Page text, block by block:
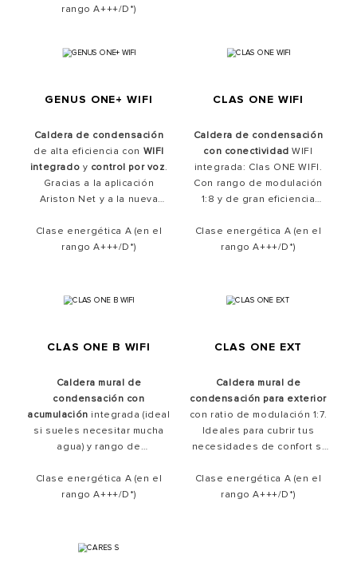
Sensys HD, controla tu
Compatible con mezclas de
rango A+++/D*)
GENUS ONE+ WIFI
Caldera de condensación
de alta eficiencia con WIFI
integrado y control por voz.
Gracias a la aplicación
Ariston Net y a la nueva
calefacción desde el móvil
ahorra hasta un 40%
Clase energética A (en el
rango A+++/D*)
CLAS ONE WIFI
Caldera de condensación
con conectividad WIFI
integrada: Clas ONE WIFI.
Con rango de modulación
1:8 y de gran eficiencia
calefacción. Máximo ahorro y
efiencia energética en tu
tus consumos y obtener
Clase energética A (en el
rango A+++/D*)
CLAS ONE B WIFI
Caldera mural de
condensación con
acumulación integrada (ideal
si sueles necesitar mucha
agua) y rango de
alta eficiencia y función
auto. Conconectividad WIFI
Clase energética A (en el
rango A+++/D*)
CLAS ONE EXT
Caldera mural de
condensación para exterior
con ratio de modulación 1:7.
Ideales para cubrir tus
necesidades de confort si
en el interior puede ser un
problema o bien si deseas
Clase energética A (en el
rango A+++/D*)